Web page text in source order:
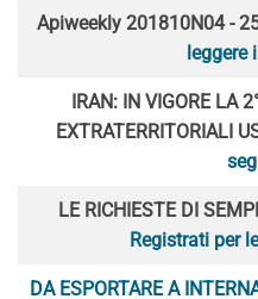
Articoli
Apiweekly 201810N04 -
leggere
IRAN: IN VIGORE LA
EXTRATERRITORIALI
LE RICHIESTE DI
Registrati per
DA ESPORTARE A